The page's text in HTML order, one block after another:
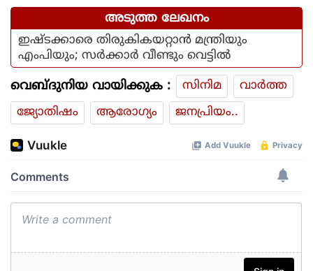
അടുത്ത ലേഖനം
ഇഷ്ടക്കാരെ തിരുകികയറ്റാൻ മന്ത്രിയും
എംപിയും; സർക്കാർ വീണ്ടും വെട്ടിൽ
വെബ്ദുനിയ വായിക്കുക : സിനിമ
വാര്‍ത്ത
ജ്യോതിഷം
ആരോഗ്യം ജനപ്രിയം..